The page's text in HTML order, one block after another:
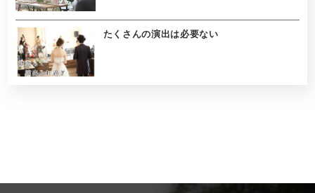
たくさんの演出は必要ない